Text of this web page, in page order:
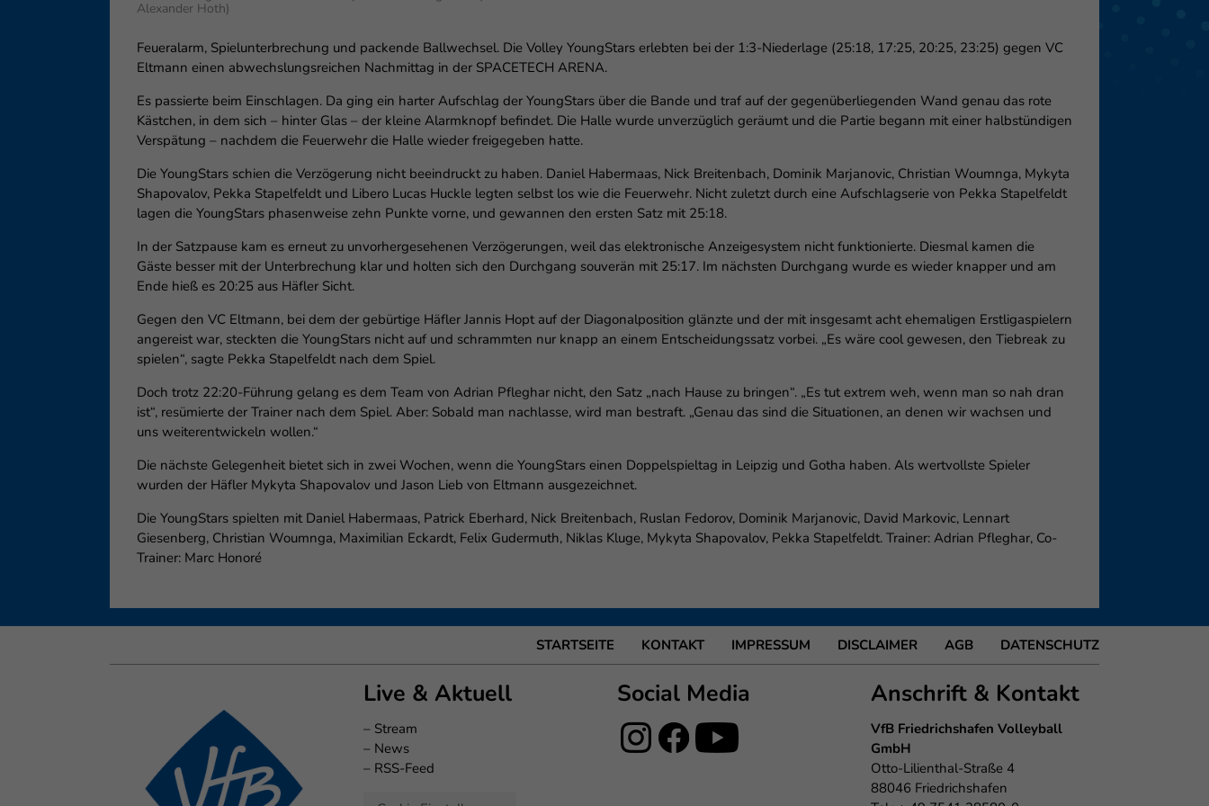
Alexander Hoth)
Feueralarm, Spielunterbrechung und packende Ballwechsel. Die Volley YoungStars erlebten bei der 1:3-Niederlage (25:18, 17:25, 20:25, 23:25) gegen VC
Eltmann einen abwechslungsreichen Nachmittag in der SPACETECH ARENA.
Es passierte beim Einschlagen. Da ging ein harter Aufschlag der YoungStars über die Bande und traf auf der gegenüberliegenden Wand genau das rote
Kästchen, in dem sich – hinter Glas – der kleine Alarmknopf befindet. Die Halle wurde unverzüglich geräumt und die Partie begann mit einer halbstündigen
Verspätung – nachdem die Feuerwehr die Halle wieder freigegeben hatte.
Die YoungStars schien die Verzögerung nicht beeindruckt zu haben. Daniel Habermaas, Nick Breitenbach, Dominik Marjanovic, Christian Woumnga, Mykyta
Shapovalov, Pekka Stapelfeldt und Libero Lucas Huckle legten selbst los wie die Feuerwehr. Nicht zuletzt durch eine Aufschlagserie von Pekka Stapelfeldt
lagen die YoungStars phasenweise zehn Punkte vorne, und gewannen den ersten Satz mit 25:18.
In der Satzpause kam es erneut zu unvorhergesehenen Verzögerungen, weil das elektronische Anzeigesystem nicht funktionierte. Diesmal kamen die
Gäste besser mit der Unterbrechung klar und holten sich den Durchgang souverän mit 25:17. Im nächsten Durchgang wurde es wieder knapper und am
Ende hieß es 20:25 aus Häfler Sicht.
Gegen den VC Eltmann, bei dem der gebürtige Häfler Jannis Hopt auf der Diagonalposition glänzte und der mit insgesamt acht ehemaligen Erstligaspielern
angereist war, steckten die YoungStars nicht auf und schrammten nur knapp an einem Entscheidungssatz vorbei. „Es wäre cool gewesen, den Tiebreak zu
spielen“, sagte Pekka Stapelfeldt nach dem Spiel.
Doch trotz 22:20-Führung gelang es dem Team von Adrian Pfleghar nicht, den Satz „nach Hause zu bringen“. „Es tut extrem weh, wenn man so nah dran
ist“, resümierte der Trainer nach dem Spiel. Aber: Sobald man nachlasse, wird man bestraft. „Genau das sind die Situationen, an denen wir wachsen und
uns weiterentwickeln wollen.“
Die nächste Gelegenheit bietet sich in zwei Wochen, wenn die YoungStars einen Doppelspieltag in Leipzig und Gotha haben. Als wertvollste Spieler
wurden der Häfler Mykyta Shapovalov und Jason Lieb von Eltmann ausgezeichnet.
Die YoungStars spielten mit Daniel Habermaas, Patrick Eberhard, Nick Breitenbach, Ruslan Fedorov, Dominik Marjanovic, David Markovic, Lennart
Giesenberg, Christian Woumnga, Maximilian Eckardt, Felix Gudermuth, Niklas Kluge, Mykyta Shapovalov, Pekka Stapelfeldt. Trainer: Adrian Pfleghar, Co-
Trainer: Marc Honoré
DATENSCHUTZ
AGB
DISCLAIMER
IMPRESSUM
KONTAKT
STARTSEITE
Live & Aktuell
– Stream
– News
– RSS-Feed
Social Media Anschrift & Kontakt
VfB Friedrichshafen Volleyball
GmbH
Otto-Lilienthal-Straße 4
88046 Friedrichshafen
Funktion der Website erforderlich.
Cookie-Informationen anzeigen
Externe Medien (6) Externe Medien
Inhalte von Videoplattformen und Social-Media-Plattformen werden standardmäßig
diese Inhalte keiner manuellen Einwilligung mehr.
Cookie-Informationen anzeigen